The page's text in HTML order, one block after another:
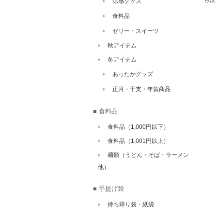
食料品
ゼリー・スイーツ
秋アイテム
冬アイテム
あったかグッズ
正月・干支・年賀商品
■ 食料品
食料品（1,000円以下）
食料品（1,001円以上）
麺類（うどん・そば・ラーメン
他）
■ 手提げ袋
持ち帰り袋・紙袋